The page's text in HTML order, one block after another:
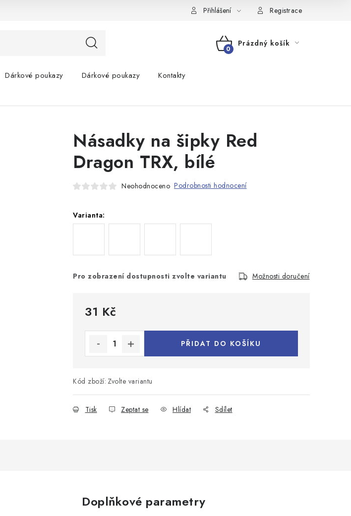
Přihlášení Registrace
NÁKUPNÍ
Prázdný košík
Dárkové poukazy Dárkové poukazy Kontakty
Násadky na šipky Red
Dragon TRX, bílé
Neohodnoceno Podrobnosti hodnocení
Varianta:
Pro zobrazení dostupnosti zvolte variantu Možnosti doručení
31 Kč
PŘIDAT DO KOŠÍKU
Kód zboží: Zvolte variantu
Tisk Zeptat se Hlídat Sdílet
Doplňkové parametry